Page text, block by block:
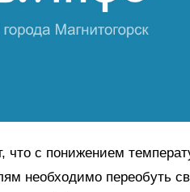
что с понижением
необходимо переобуть